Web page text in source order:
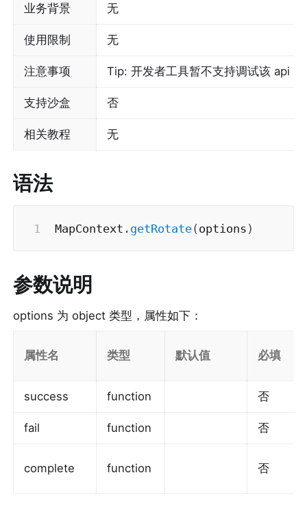
业务背景 无
使用限制 无
注意事项 Tip: 开发者工具暂不支持调试该 api，
支持沙盒 否
相关教程 无
语法
MapContext . getRotate( options )
参数说明
options 为 object 类型，属性如下：
属性名 类型 默认值 必填
success function 否
fail function 否
complete function 否